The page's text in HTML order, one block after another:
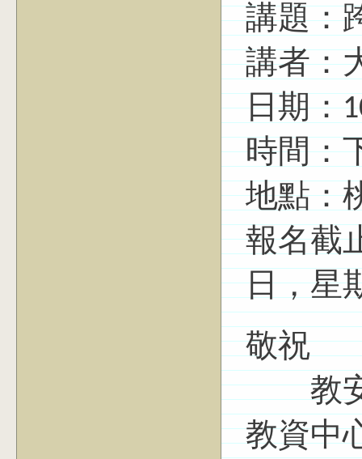
講題：
講者：
日期：
時間：
地點：
報名截
日，星
敬祝
教
教資中